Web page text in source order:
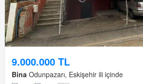
9.000.000 TL
Bina Odunpazarı, Eskişehir ili içinde